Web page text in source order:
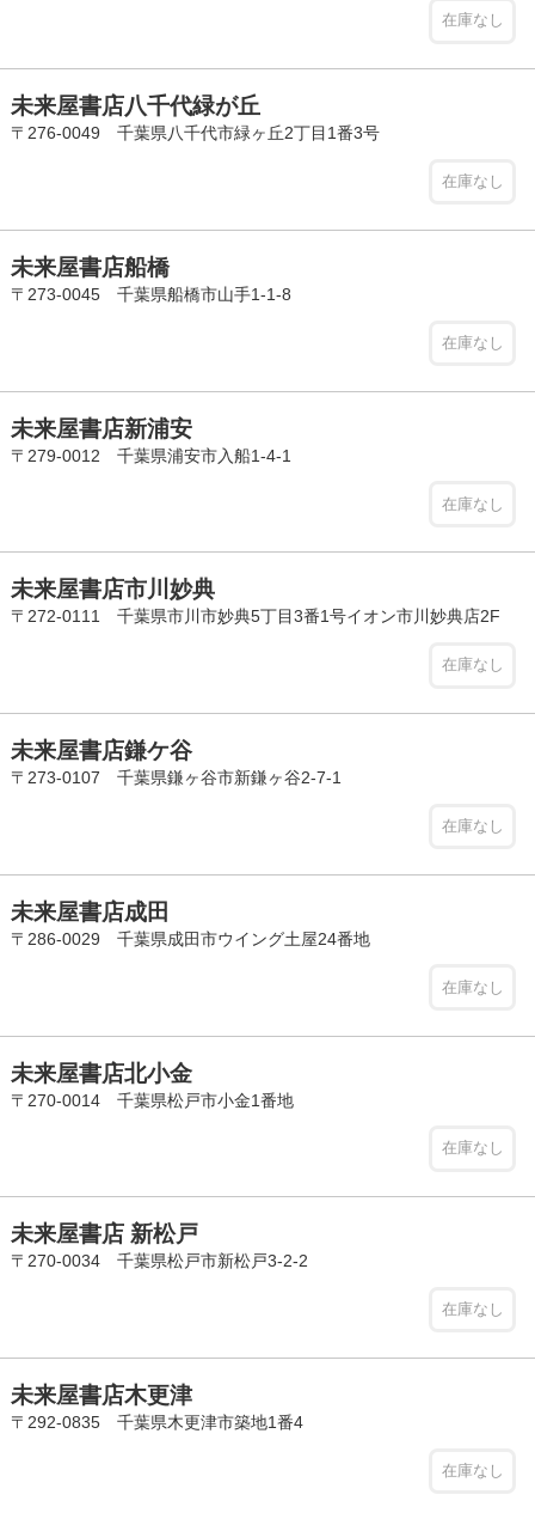
在庫なし
未来屋書店八千代緑が丘
〒276-0049 千葉県八千代市緑ヶ丘2丁目1番3号
在庫なし
未来屋書店船橋
〒273-0045 千葉県船橋市山手1-1-8
在庫なし
未来屋書店新浦安
〒279-0012 千葉県浦安市入船1-4-1
在庫なし
未来屋書店市川妙典
〒272-0111 千葉県市川市妙典5丁目3番1号イオン市川妙典店2F
在庫なし
未来屋書店鎌ケ谷
〒273-0107 千葉県鎌ヶ谷市新鎌ヶ谷2-7-1
在庫なし
未来屋書店成田
〒286-0029 千葉県成田市ウイング土屋24番地
在庫なし
未来屋書店北小金
〒270-0014 千葉県松戸市小金1番地
在庫なし
未来屋書店 新松戸
〒270-0034 千葉県松戸市新松戸3-2-2
在庫なし
未来屋書店木更津
〒292-0835 千葉県木更津市築地1番4
在庫なし